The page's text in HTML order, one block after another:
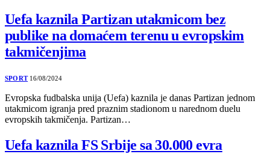
Uefa kaznila Partizan utakmicom bez
publike na domaćem terenu u evropskim
takmičenjima
SPORT 16/08/2024
Evropska fudbalska unija (Uefa) kaznila je danas Partizan jednom
utakmicom igranja pred praznim stadionom u narednom duelu
evropskih takmičenja. Partizan…
Uefa kaznila FS Srbije sa 30.000 evra